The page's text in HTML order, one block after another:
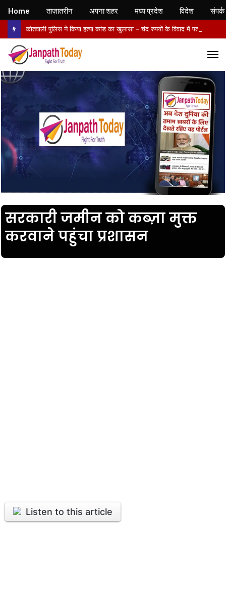
सरकारी जमीन को कब्ज़ा मुक्त
करवाने पहुंचा प्रशासन
Listen to this article
Home ताज़ातरीन अपना शहर मध्य प्रदेश विदेश संपर्क